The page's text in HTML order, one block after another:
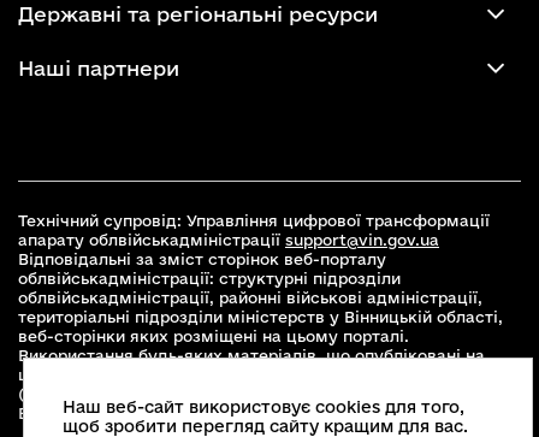
Державні та регіональні ресурси
Наші партнери
Технічний супровід: Управління цифрової трансформації
апарату облвійськадміністрації support@vin.gov.ua
Відповідальні за зміст сторінок веб-порталу
облвійськадміністрації: структурні підрозділи
облвійськадміністрації, районні військові адміністрації,
територіальні підрозділи міністерств у Вінницькій області,
веб-сторінки яких розміщені на цьому порталі.
Використання будь-яких матеріалів, що опубліковані на
цьому сайті, дозволяється при умові зазначення посилання
(для інтернет-видань - гіперпосилання) на офіційний сайт
Вінницької облвійськадміністраціїwww.vin.gov.ua .
Наш веб-сайт використовує cookies для того,
щоб зробити перегляд сайту кращим для вас.